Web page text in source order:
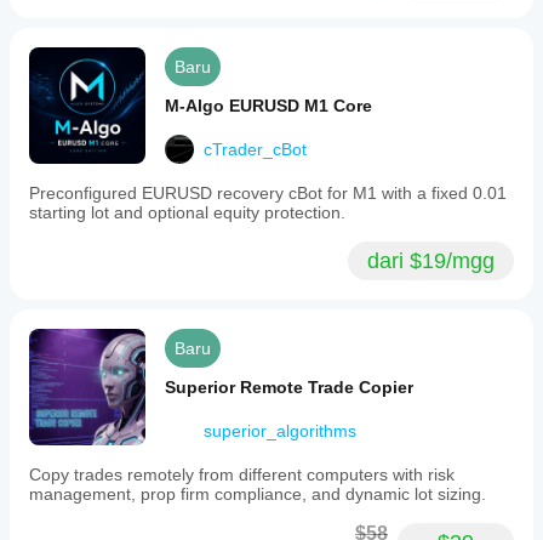
Baru
M-Algo EURUSD M1 Core
cTrader_cBot
Preconfigured EURUSD recovery cBot for M1 with a fixed 0.01
starting lot and optional equity protection.
dari $19/mgg
Baru
Superior Remote Trade Copier
superior_algorithms
Copy trades remotely from different computers with risk
management, prop firm compliance, and dynamic lot sizing.
$58